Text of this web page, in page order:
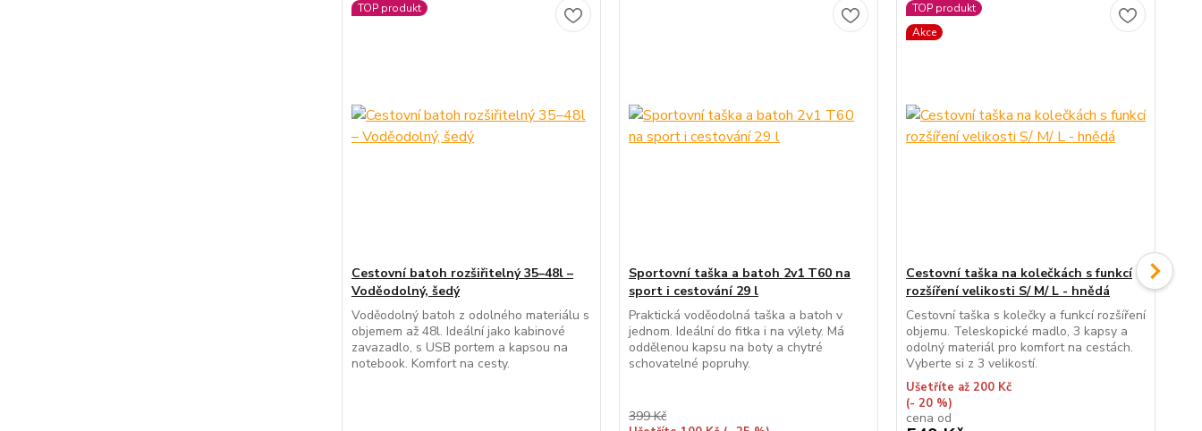
TOP produkt
Cestovní batoh rozšiřitelný 35–48l –
Voděodolný, šedý
Voděodolný batoh z odolného materiálu s
objemem až 48l. Ideální jako kabinové
zavazadlo, s USB portem a kapsou na
notebook. Komfort na cesty.
Sportovní taška a batoh 2v1 T60 na
sport i cestování 29 l
Praktická voděodolná taška a batoh v
jednom. Ideální do fitka i na výlety. Má
oddělenou kapsu na boty a chytré
schovatelné popruhy.
399 Kč
TOP produkt
Akce
Cestovní taška na kolečkách s funkcí
rozšíření velikosti S/ M/ L - hnědá
Cestovní taška s kolečky a funkcí rozšíření
objemu. Teleskopické madlo, 3 kapsy a
odolný materiál pro komfort na cestách.
Vyberte si z 3 velikostí.
Ušetříte až 200 Kč
(- 20 %)
cena od